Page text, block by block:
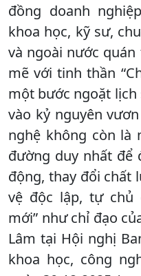
đồng doanh
khoa học, kỹ sư,
và ngoài nước
mẽ với tinh thần
một bước ngoặt
vào kỷ nguyên
nghệ không còn là
đường duy nhất để
động, thay đổi chất
vệ độc lập, tự
mới” như chỉ đạo
Lâm tại Hội nghị
khoa học, công